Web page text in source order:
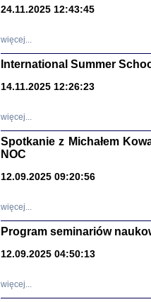
24.11.2025 12:43:45
więcej...
International Summer
14.11.2025 12:26:23
więcej...
Spotkanie z Michałem
NOC
12.09.2025 09:20:56
więcej...
Program seminariów
12.09.2025 04:50:13
więcej...